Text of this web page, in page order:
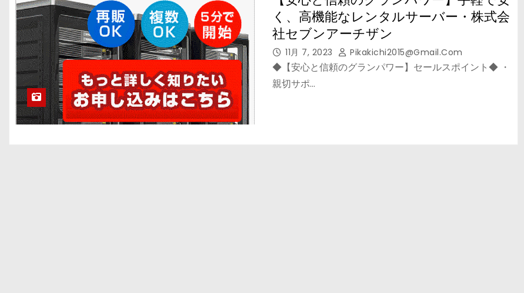
く、高機能なレンタルサーバー・株式会
社セブンアーチザン
11月 7, 2023 Pikakichi2015@gmail.com
◆【安心と信頼のグランパワー】セールスポイント◆ ・
親切サポ…